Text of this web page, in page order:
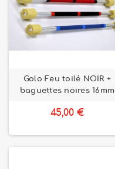
Golo Feu toilé NOIR +
baguettes noires 16mm
45,00 €